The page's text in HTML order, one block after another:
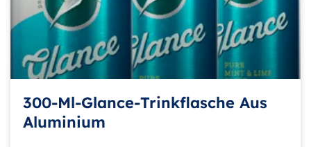
300-Ml-Glance-Trinkflasche Aus
Aluminium